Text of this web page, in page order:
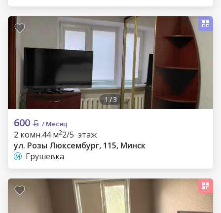
1 /3
600 / Месяц
2 комн.44 м22/5 этаж
ул. Розы Люксембург, 115, Минск
Грушевка